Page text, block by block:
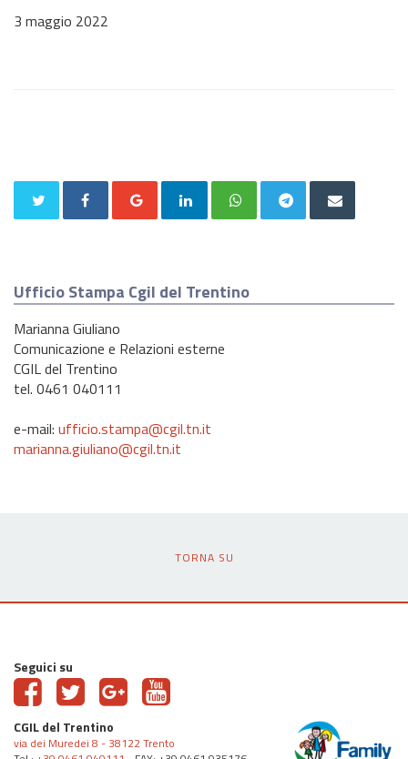
3 maggio 2022
Ufficio Stampa Cgil del Trentino
Marianna Giuliano
Comunicazione e Relazioni esterne
CGIL del Trentino
tel. 0461 040111
e-mail: ufficio.stampa@cgil.tn.it
marianna.giuliano@cgil.tn.it
TORNA SU
Seguici su
CGIL del Trentino
via dei Muredei 8 - 38122 Trento